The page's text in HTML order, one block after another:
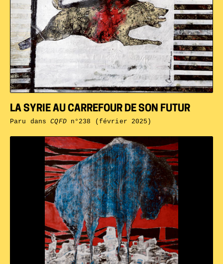
LA SYRIE AU CARREFOUR DE SON FUTUR
Paru dansCQFDn°238 (février 2025)